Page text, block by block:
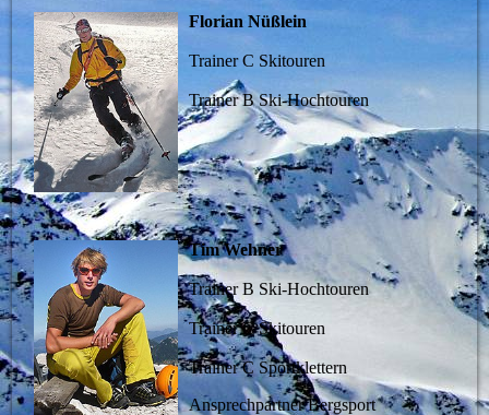
Florian Nüßlein
Trainer C Skitouren
Trainer B Ski-Hochtouren
Tim Wehner
Trainer B Ski-Hochtouren
Trainer C Skitouren
Trainer C Sportklettern
Ansprechpartner Bergsport